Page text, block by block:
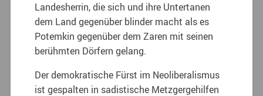
Landesherrin, die sich und ihre Untertanen
dem Land gegenüber blinder macht als es
Potemkin gegenüber dem Zaren mit seinen
berühmten Dörfern gelang.
Der demokratische Fürst im Neoliberalismus
ist gespalten in sadistische Metzgergehilfen